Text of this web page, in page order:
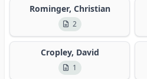
Rominger, Christian
2
Cropley, David
1